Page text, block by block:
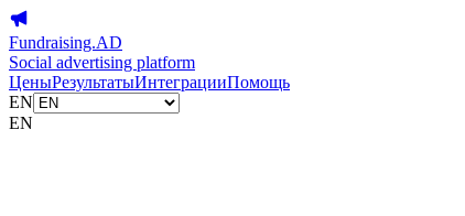
Fundraising.AD
Social advertising platform
ЦеныРезультатыИнтеграцииПомощь
EN
EN